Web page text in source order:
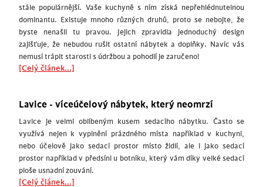
stále populárnější. Vaše kuchyně s ním získá nepřehlédnutelnou
dominantu. Existuje mnoho různých druhů, proto se nebojte, že
byste nenašli tu pravou. Jejich zpravidla jednoduchý design
zajišťuje, že nebudou rušit ostatní nábytek a doplňky. Navíc vás
nemusí trápit starosti s údržbou a pohodlí je zaručeno!
[Celý článek...]
Lavice - víceúčelový nábytek, který neomrzí
Lavice je velmi oblíbeným kusem sedacího nábytku. Často se
využívá nejen k vyplnění prázdného místa například v kuchyni,
nebo účelově jako sedací prostor místo židlí, ale i jako sedací
prostor například v předsíni u botníku, který vám díky velké sedací
ploše usnadní zouvání.
[Celý článek...]